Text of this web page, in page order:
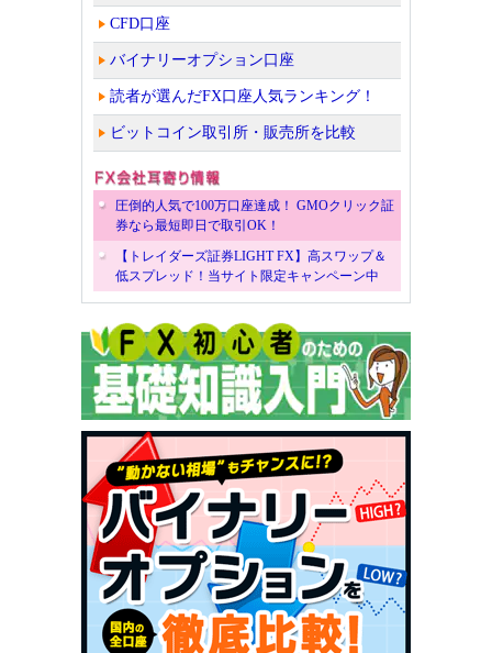
CFD口座
バイナリーオプション口座
読者が選んだFX口座人気ランキング！
ビットコイン取引所・販売所を比較
圧倒的人気で100万口座達成！ GMOクリック証
券なら最短即日で取引OK！
【トレイダーズ証券LIGHT FX】高スワップ＆
低スプレッド！当サイト限定キャンペーン中